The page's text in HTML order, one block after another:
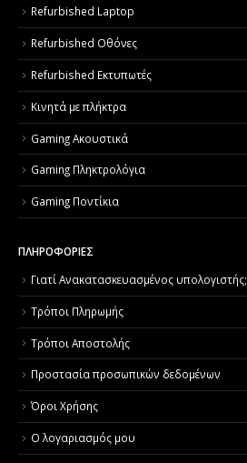
Refurbished Laptop
Refurbished Οθόνες
Refurbished Εκτυπωτές
Κινητά με πλήκτρα
Gaming Ακουστικά
Gaming Πληκτρολόγια
Gaming Ποντίκια
ΠΛΗΡΟΦΟΡΙΕΣ
Γιατί Aνακατασκευασμένος υπολογιστής;
Τρόποι Πληρωμής
Τρόποι Αποστολής
Προστασία προσωπικών δεδομένων
Όροι Χρήσης
Ο λογαριασμός μου